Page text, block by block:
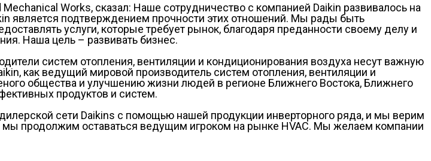
Works, сказал: Наше сотрудничество с компанией Daikin развивалось на
является подтверждением прочности этих отношений. Мы рады быть
услуги, которые требует рынок, благодаря преданности своему делу и
Наша цель – развивать бизнес.
систем отопления, вентиляции и кондиционирования воздуха несут важную
как ведущий мировой производитель систем отопления, вентиляции и
общества и улучшению жизни людей в регионе Ближнего Востока, Ближнего
продуктов и систем.
сети Daikins с помощью нашей продукции инверторного ряда, и мы верим
мы продолжим оставаться ведущим игроком на рынке HVAC. Мы желаем компании